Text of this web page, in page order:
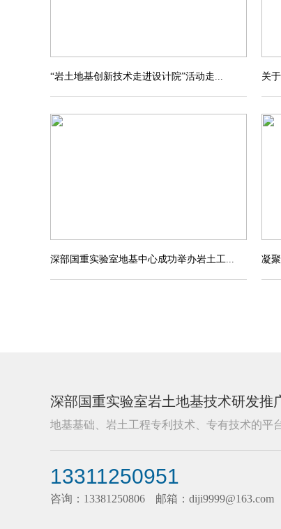
“岩土地基创新技术走进设计院”活动走... 关
深部国重实验室地基中心成功举办岩土工... 凝
深部国重实验室岩土地基技术研发推
地基基础、岩土工程专利技术、专有技术的平
13311250951
咨询：13381250806 邮箱：diji9999@163.com